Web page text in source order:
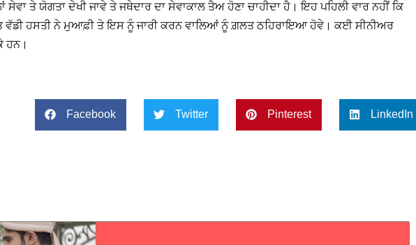
ਸੇਵਾ ਤੇ ਯੋਗਤਾ ਦੇਖੀ ਜਾਵੇ ਤੇ ਜਥੇਦਾਰ ਦਾ ਸੇਵਾਕਾਲ ਤੈਅ ਹੋਣਾ ਚਾਹੀਦਾ ਹੈ। ਇਹ ਪਹਿਲੀ ਵਾਰ ਨਹੀਂ ਕਿ
ਵੱਡੀ ਹਸਤੀ ਨੇ ਮੁਆਫ਼ੀ ਤੇ ਇਸ ਨੂੰ ਜਾਰੀ ਕਰਨ ਵਾਲਿਆਂ ਨੂੰ ਗ਼ਲਤ ਠਹਿਰਾਇਆ ਹੋਵੇ। ਕਈ ਸੀਨੀਅਰ
ਹਨ।
Facebook Twitter Pinterest LinkedIn